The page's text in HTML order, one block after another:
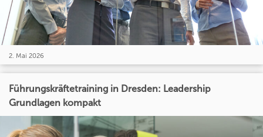
2. Mai 2026
Führungskräftetraining in Dresden: Leadership
Grundlagen kompakt